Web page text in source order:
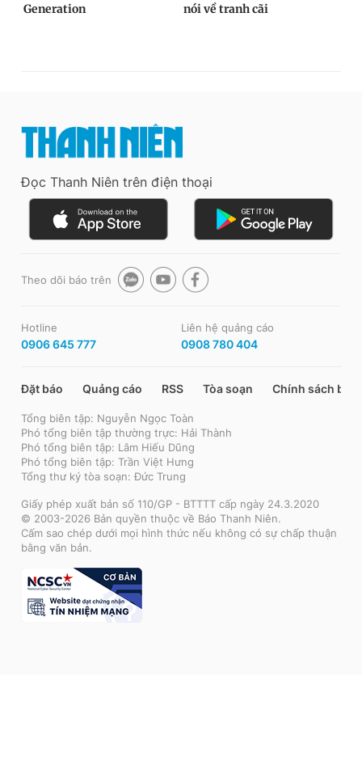
Đọc Thanh Niên trên điện thoại
Theo dõi báo trên
Hotline
0906 645 777
Liên hệ quảng cáo
0908 780 404
Đặt báo Quảng cáo RSS Tòa soạn Chính sách bảo
Tổng biên tập: Nguyễn Ngọc Toàn
Phó tổng biên tập thường trực: Hải Thành
Phó tổng biên tập: Lâm Hiếu Dũng
Phó tổng biên tập: Trần Việt Hưng
Tổng thư ký tòa soạn: Đức Trung
Giấy phép xuất bản số 110/GP - BTTTT cấp ngày 24.3.2020
© 2003-2026 Bản quyền thuộc về Báo Thanh Niên.
Cấm sao chép dưới mọi hình thức nếu không có sự chấp thuận
bằng văn bản.